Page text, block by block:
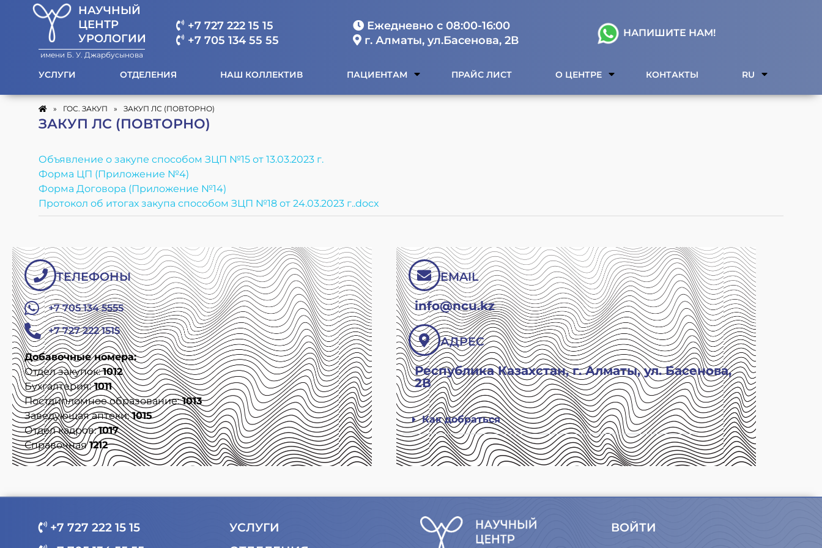
НАУЧНЫЙ
ЦЕНТР
УРОЛОГИИ
имени Б. У. Джарбусынова
+7 727 222 15 15
+7 705 134 55 55
Ежедневно с 08:00-16:00
г. Алматы, ул.Басенова, 2В
НАПИШИТЕ НАМ!
УСЛУГИ ОТДЕЛЕНИЯ НАШ КОЛЛЕКТИВ ПАЦИЕНТАМ ПРАЙС ЛИСТ О ЦЕНТРЕ КОНТАКТЫ RU
» ГОС. ЗАКУП » ЗАКУП ЛС (ПОВТОРНО)
ЗАКУП ЛС (ПОВТОРНО)
Объявление о закупе способом ЗЦП №15 от 13.03.2023 г.
Форма ЦП (Приложение №4)
Форма Договора (Приложение №14)
Протокол об итогах закупа способом ЗЦП №18 от 24.03.2023 г..docx
ТЕЛЕФОНЫ
+7 705 134 5555
+7 727 222 1515
Добавочные номера:
Отдел закупок:1012
Бухгалтерия:1011
Постдипломное образование:1013
Заведующая аптеки:1015
Отдел кадров:1017
Справочная1212
EMAIL
info@ncu.kz
АДРЕС
Республика Казахстан, г. Алматы, ул. Басенова,
2В
Как добраться
+7 727 222 15 15
УСЛУГИ
ВОЙТИ